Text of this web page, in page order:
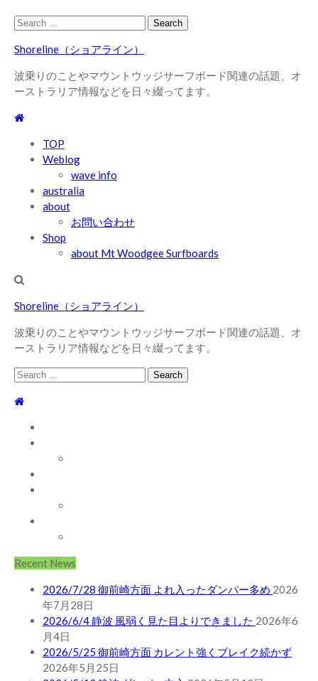
Skip
navigation
Skip
content
Search
Shoreline（ショアライン）
波乗りのことやマウントウッジサーフボード関連の話題、オ
ーストラリア情報などを日々綴ってます。
TOP
Weblog
wave info
australia
about
お問い合わせ
Shop
about Mt Woodgee Surfboards
Shoreline（ショアライン）
波乗りのことやマウントウッジサーフボード関連の話題、オ
ーストラリア情報などを日々綴ってます。
Search
Recent News
2026/7/28 御前崎方面 よれ入ったダンパー多め 2026
年7月28日
2026/6/4 静波 風弱く見た目よりできました 2026年6
月4日
2026/5/25 御前崎方面 カレント強くブレイク続かず
2026年5月25日